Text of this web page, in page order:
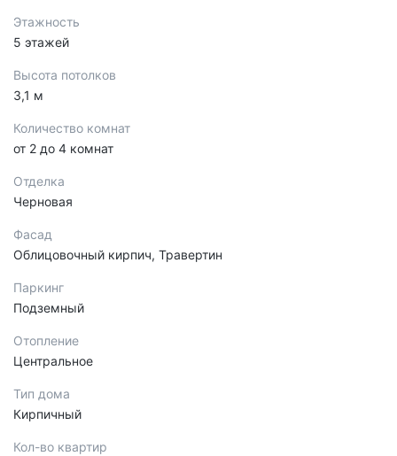
Этажность
5 этажей
Высота потолков
3,1 м
Количество комнат
от 2 до 4 комнат
Отделка
Черновая
Фасад
Облицовочный кирпич, Травертин
Паркинг
Подземный
Отопление
Центральное
Тип дома
Кирпичный
Кол-во квартир